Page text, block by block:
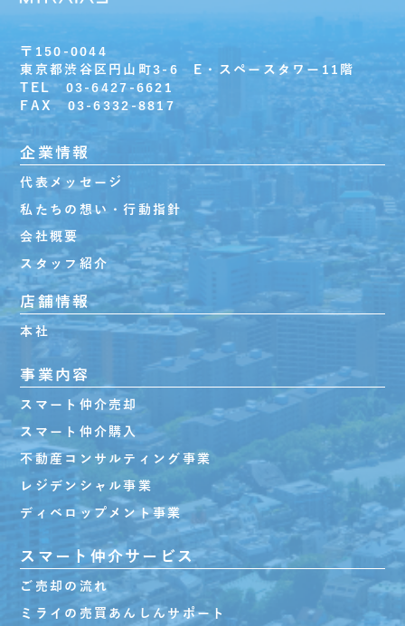
〒150-0044
東京都渋谷区円山町3-6 E・スペースタワー11階
TEL 03-6427-6621
FAX 03-6332-8817
企業情報
代表メッセージ
私たちの想い・行動指針
会社概要
スタッフ紹介
店舗情報
本社
事業内容
スマート仲介売却
スマート仲介購入
不動産コンサルティング事業
レジデンシャル事業
ディベロップメント事業
スマート仲介サービス
ご売却の流れ
ミライの売買あんしんサポート